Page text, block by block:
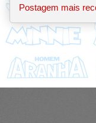
Postagem mais